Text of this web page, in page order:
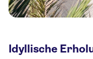
Idyllische